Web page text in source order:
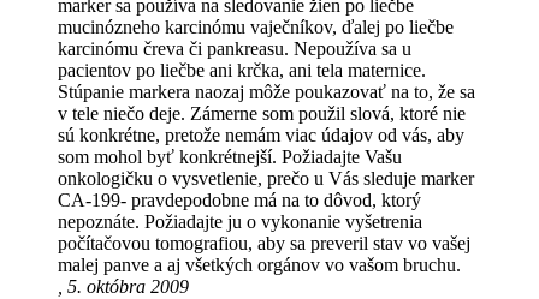
marker sa používa na sledovanie žien po liečbe
mucinózneho karcinómu vaječníkov, ďalej po liečbe
karcinómu čreva či pankreasu. Nepoužíva sa u
pacientov po liečbe ani krčka, ani tela maternice.
Stúpanie markera naozaj môže poukazovať na to, že sa
v tele niečo deje. Zámerne som použil slová, ktoré nie
sú konkrétne, pretože nemám viac údajov od vás, aby
som mohol byť konkrétnejší. Požiadajte Vašu
onkologičku o vysvetlenie, prečo u Vás sleduje marker
CA-199- pravdepodobne má na to dôvod, ktorý
nepoznáte. Požiadajte ju o vykonanie vyšetrenia
počítačovou tomografiou, aby sa preveril stav vo vašej
malej panve a aj všetkých orgánov vo vašom bruchu.
, 5. októbra 2009